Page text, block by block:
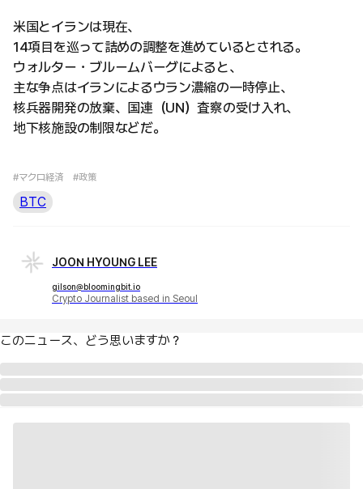
米国とイランは現在、
14項目を巡って詰めの調整を進めているとされる。
ウォルター・ブルームバーグによると、
主な争点はイランによるウラン濃縮の一時停止、
核兵器開発の放棄、国連（UN）査察の受け入れ、
地下核施設の制限などだ。
#マクロ経済 #政策
BTC
JOON HYOUNG LEE
gilson@bloomingbit.io
Crypto Journalist based in Seoul
このニュース、どう思いますか？